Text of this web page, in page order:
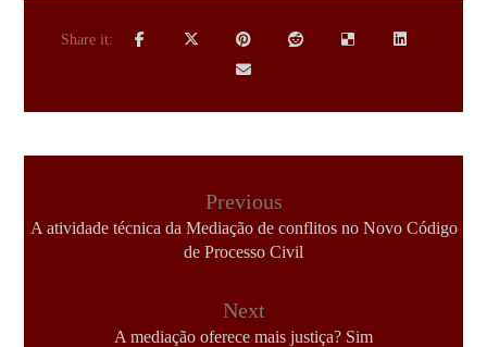
Previous
A atividade técnica da Mediação de conflitos no Novo Código
de Processo Civil
Next
A mediação oferece mais justiça? Sim